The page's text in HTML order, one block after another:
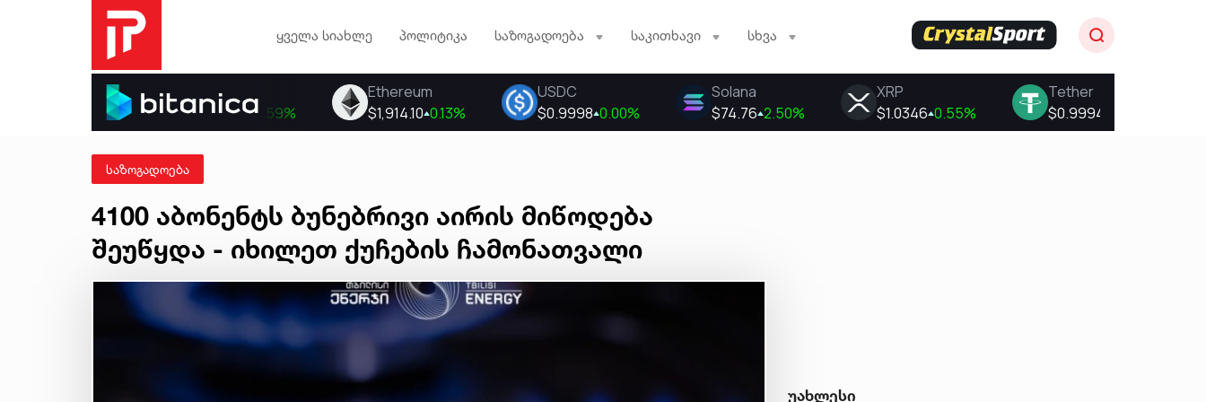
ყველა სიახლე პოლიტიკა საზოგადოება საკითხავი სხვა
საზოგადოება
4100 აბონენტს ბუნებრივი აირის მიწოდება
შეუწყდა - იხილეთ ქუჩების ჩამონათვალი
უახლესი